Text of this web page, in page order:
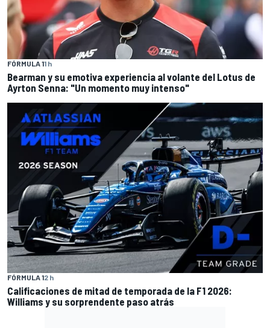
FÓRMULA 11 h
Bearman y su emotiva experiencia al volante del Lotus de
Ayrton Senna: "Un momento muy intenso"
FÓRMULA 12 h
Calificaciones de mitad de temporada de la F1 2026:
Williams y su sorprendente paso atrás